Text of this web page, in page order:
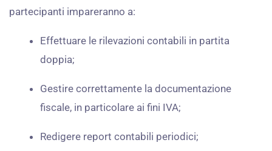
partecipanti impareranno a:
Effettuare le rilevazioni contabili in partita
doppia;
Gestire correttamente la documentazione
fiscale, in particolare ai fini IVA;
Redigere report contabili periodici;